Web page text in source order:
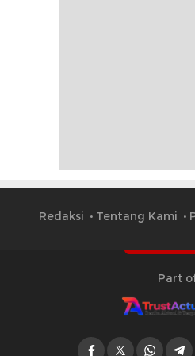
Redaksi Tentang Kami
Part